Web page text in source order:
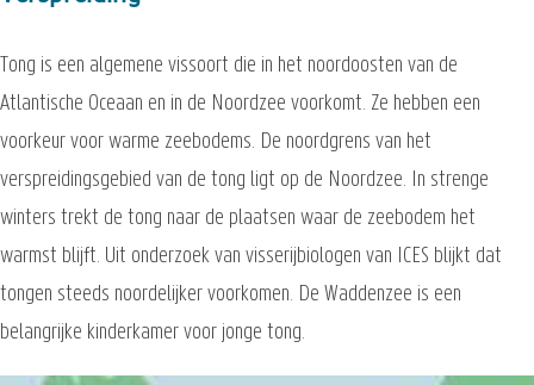
Tong is een algemene vissoort die in het noordoosten van de
Atlantische Oceaan en in de Noordzee voorkomt. Ze hebben een
voorkeur voor warme zeebodems. De noordgrens van het
verspreidingsgebied van de tong ligt op de Noordzee. In strenge
winters trekt de tong naar de plaatsen waar de zeebodem het
warmst blijft. Uit onderzoek van visserijbiologen van ICES blijkt dat
tongen steeds noordelijker voorkomen. De Waddenzee is een
belangrijke kinderkamer voor jonge tong.